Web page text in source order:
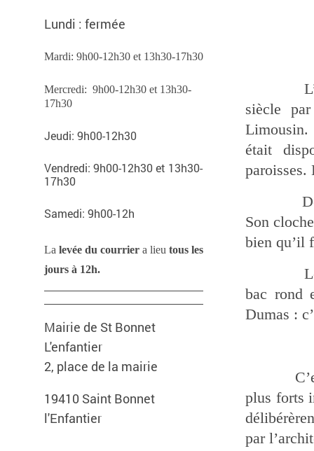
siècle
Limousin.
était
paroisses.
Dès
Son
bien qu’il
Les
bac rond
Dumas :
C’est
plus forts
par
Lundi : fermée
Mardi: 9h00-12h30 et 13h30-17h30
Mercredi: 9h00-12h30 et 13h30-
17h30
Jeudi: 9h00-12h30
Vendredi: 9h00-12h30 et 13h30-
17h30
Samedi: 9h00-12h
La levée du courriera lieu tous les
jours à 12h.
Mairie de St Bonnet
L'enfantier
2, place de la mairie
19410 Saint Bonnet
l'Enfantier